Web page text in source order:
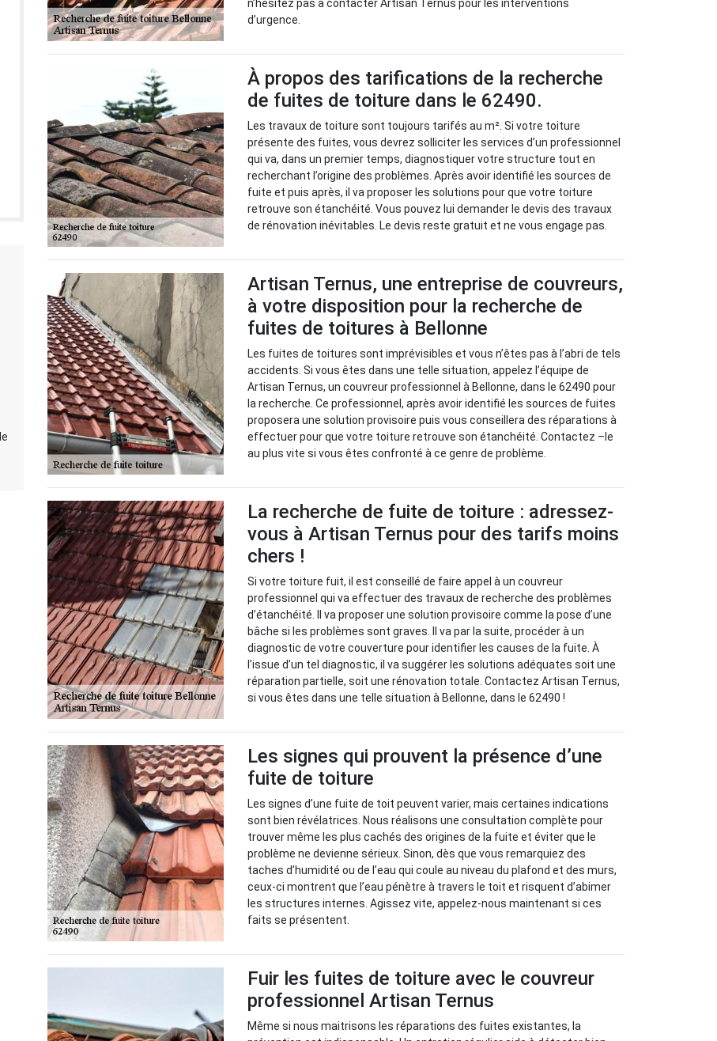
n’hésitez pas à contacter Artisan Ternus pour les interventions
d’urgence.
À propos des tarifications de la recherche
de fuites de toiture dans le 62490.
Les travaux de toiture sont toujours tarifés au m². Si votre toiture
présente des fuites, vous devrez solliciter les services d’un professionnel
qui va, dans un premier temps, diagnostiquer votre structure tout en
recherchant l’origine des problèmes. Après avoir identifié les sources de
fuite et puis après, il va proposer les solutions pour que votre toiture
retrouve son étanchéité. Vous pouvez lui demander le devis des travaux
de rénovation inévitables. Le devis reste gratuit et ne vous engage pas.
Artisan Ternus, une entreprise de couvreurs,
à votre disposition pour la recherche de
fuites de toitures à Bellonne
Les fuites de toitures sont imprévisibles et vous n’êtes pas à l’abri de tels
accidents. Si vous êtes dans une telle situation, appelez l’équipe de
Artisan Ternus, un couvreur professionnel à Bellonne, dans le 62490 pour
la recherche. Ce professionnel, après avoir identifié les sources de fuites
proposera une solution provisoire puis vous conseillera des réparations à
effectuer pour que votre toiture retrouve son étanchéité. Contactez –le
au plus vite si vous êtes confronté à ce genre de problème.
La recherche de fuite de toiture : adressez-
vous à Artisan Ternus pour des tarifs moins
chers !
Si votre toiture fuit, il est conseillé de faire appel à un couvreur
professionnel qui va effectuer des travaux de recherche des problèmes
d’étanchéité. Il va proposer une solution provisoire comme la pose d’une
bâche si les problèmes sont graves. Il va par la suite, procéder à un
diagnostic de votre couverture pour identifier les causes de la fuite. À
l’issue d’un tel diagnostic, il va suggérer les solutions adéquates soit une
réparation partielle, soit une rénovation totale. Contactez Artisan Ternus,
si vous êtes dans une telle situation à Bellonne, dans le 62490 !
Les signes qui prouvent la présence d’une
fuite de toiture
Les signes d’une fuite de toit peuvent varier, mais certaines indications
sont bien révélatrices. Nous réalisons une consultation complète pour
trouver même les plus cachés des origines de la fuite et éviter que le
problème ne devienne sérieux. Sinon, dès que vous remarquiez des
taches d’humidité ou de l’eau qui coule au niveau du plafond et des murs,
ceux-ci montrent que l’eau pénètre à travers le toit et risquent d’abimer
les structures internes. Agissez vite, appelez-nous maintenant si ces
faits se présentent.
Fuir les fuites de toiture avec le couvreur
professionnel Artisan Ternus
Même si nous maitrisons les réparations des fuites existantes, la